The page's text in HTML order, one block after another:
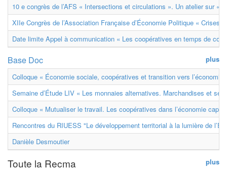
10 e congrès de l’AFS « Intersections et circulations ». Un atelier sur «
XIIe Congrès de l’Association Française d’Économie Politique « Crises
Date limite Appel à communication « Les coopératives en temps de
plus
Base Doc
Colloque « Économie sociale, coopératives et transition vers
Semaine d’Étude LIV « Les monnaies alternatives. Marchandises et
Colloque « Mutualiser le travail. Les coopératives dans l’économie
Rencontres du RIUESS "Le développement territorial à la lumière de
Danièle Desmoutier
plus
Toute la Recma